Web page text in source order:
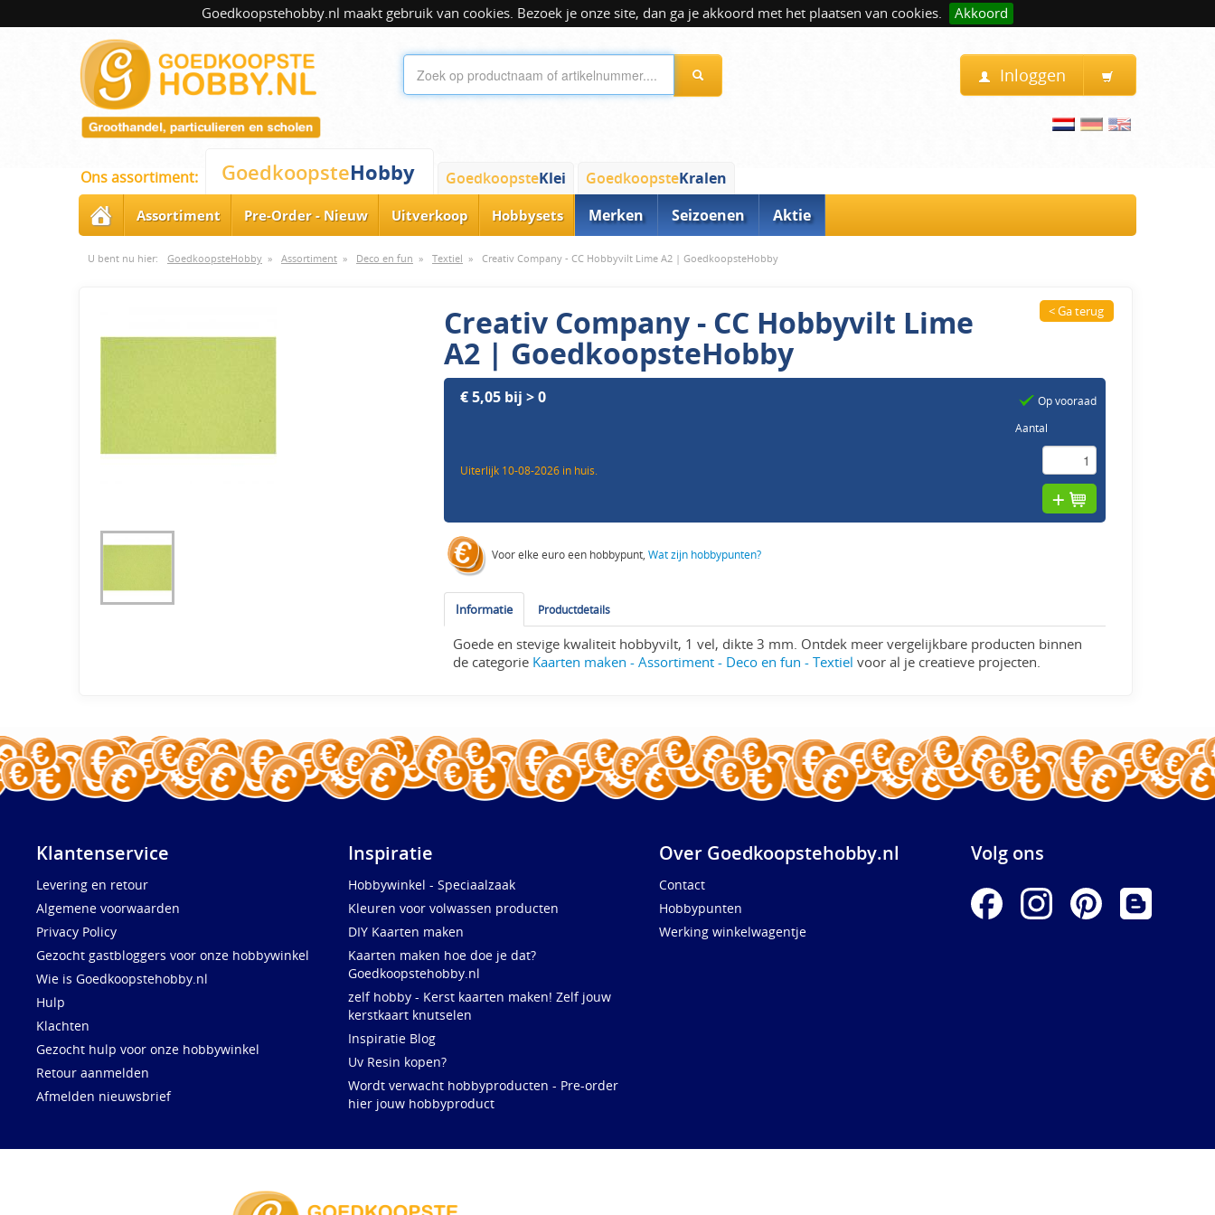
Goedkoopstehobby.nl maakt gebruik van cookies. Bezoek je onze site, dan ga je akkoord met het plaatsen van cookies. Akkoord
Inloggen
Ons assortiment: GoedkoopsteHobby GoedkoopsteKlei GoedkoopsteKralen
Assortiment Pre-Order - Nieuw Uitverkoop Hobbysets Merken Seizoenen Aktie
U bent nu hier: GoedkoopsteHobby » Assortiment » Deco en fun » Textiel » Creativ Company - CC Hobbyvilt Lime A2 | GoedkoopsteHobby
Creativ Company - CC Hobbyvilt Lime
A2 | GoedkoopsteHobby
< Ga terug
€ 5,05 bij > 0
Uiterlijk 10-08-2026 in huis.
Op vooraad
Aantal
Voor elke euro een hobbypunt,Wat zijn hobbypunten?
Informatie Productdetails
Goede en stevige kwaliteit hobbyvilt, 1 vel, dikte 3 mm. Ontdek meer vergelijkbare producten binnen
de categorie Kaarten maken - Assortiment - Deco en fun - Textiel voor al je creatieve projecten.
Klantenservice
Levering en retour
Algemene voorwaarden
Privacy Policy
Gezocht gastbloggers voor onze hobbywinkel
Wie is Goedkoopstehobby.nl
Hulp
Klachten
Gezocht hulp voor onze hobbywinkel
Retour aanmelden
Afmelden nieuwsbrief
Inspiratie
Hobbywinkel - Speciaalzaak
Kleuren voor volwassen producten
DIY Kaarten maken
Kaarten maken hoe doe je dat?
Goedkoopstehobby.nl
zelf hobby - Kerst kaarten maken! Zelf jouw
kerstkaart knutselen
Inspiratie Blog
Uv Resin kopen?
Wordt verwacht hobbyproducten - Pre-order
hier jouw hobbyproduct
Over Goedkoopstehobby.nl
Contact
Hobbypunten
Werking winkelwagentje
Volg ons